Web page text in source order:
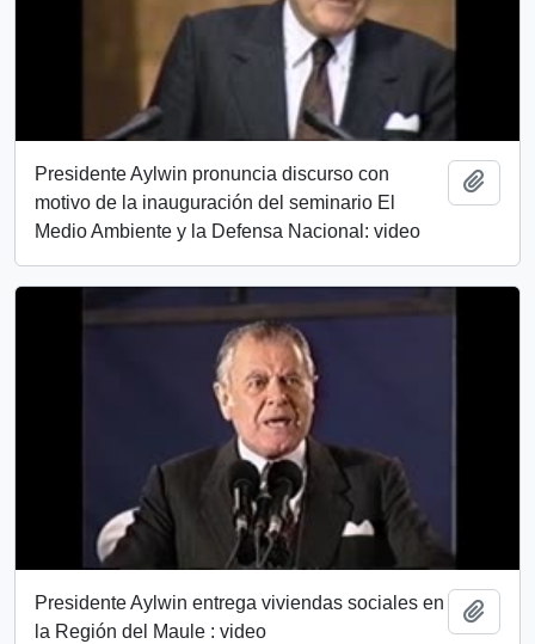
Presidente Aylwin pronuncia discurso con
motivo de la inauguración del seminario El
Medio Ambiente y la Defensa Nacional: video
Presidente Aylwin entrega viviendas sociales en
la Región del Maule : video